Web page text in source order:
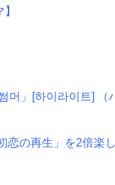
머」[하이라이트] （
の再生」を2倍楽し